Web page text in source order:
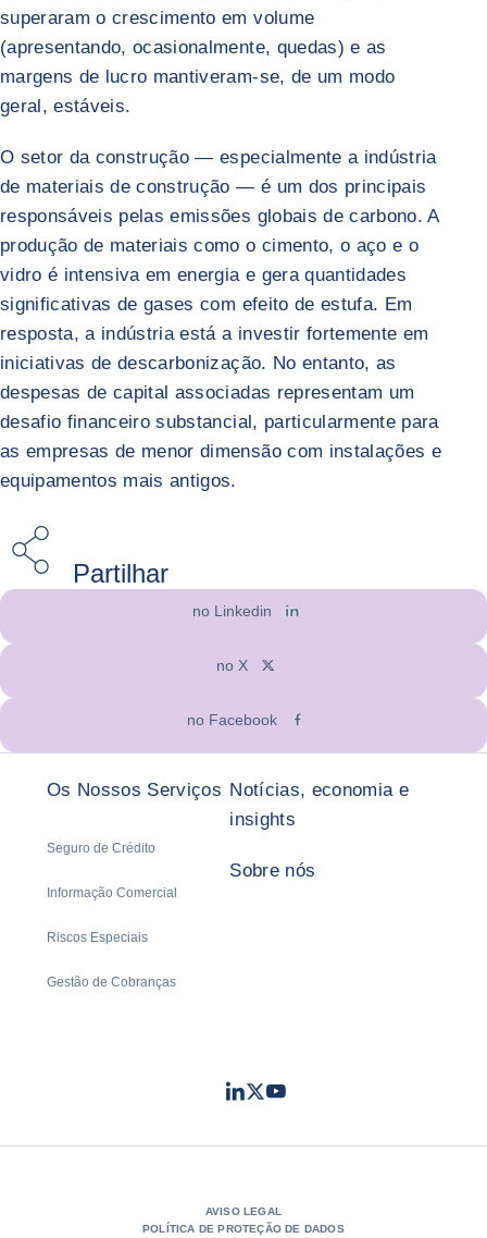
superaram o crescimento em volume
(apresentando, ocasionalmente, quedas) e as
margens de lucro mantiveram-se, de um modo
geral, estáveis.
O setor da construção — especialmente a indústria
de materiais de construção — é um dos principais
responsáveis pelas emissões globais de carbono. A
produção de materiais como o cimento, o aço e o
vidro é intensiva em energia e gera quantidades
significativas de gases com efeito de estufa. Em
resposta, a indústria está a investir fortemente em
iniciativas de descarbonização. No entanto, as
despesas de capital associadas representam um
desafio financeiro substancial, particularmente para
as empresas de menor dimensão com instalações e
equipamentos mais antigos.
Partilhar
no Linkedin
no X
no Facebook
Os Nossos Serviços
Seguro de Crédito
Informação Comercial
Riscos Especiais
Gestão de Cobranças
Notícias, economia e
insights
Sobre nós
LinkedIn
TwitterYoutube
AVISO LEGAL
POLÍTICA DE PROTEÇÃO DE DADOS